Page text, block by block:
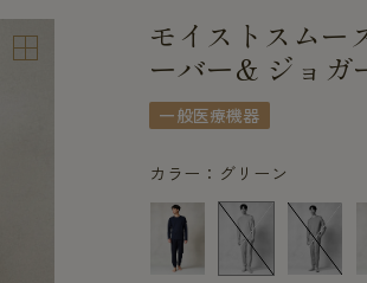
ROOM WEAR
ROOM WEARモイストスムー
ーバー& ジョ
一般医療機器
カラー：グリーン